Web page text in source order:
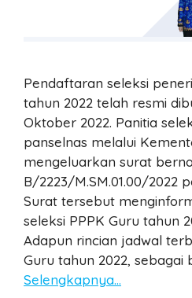
Pendaftaran seleksi
tahun 2022 telah resmi
Oktober 2022. Panitia
panselnas melalui
mengeluarkan surat
B/2223/M.SM.01.00/2022
Surat tersebut
seleksi PPPK Guru tahun
Adapun rincian jadwal
Guru tahun 2022, sebagai
Selengkapnya…